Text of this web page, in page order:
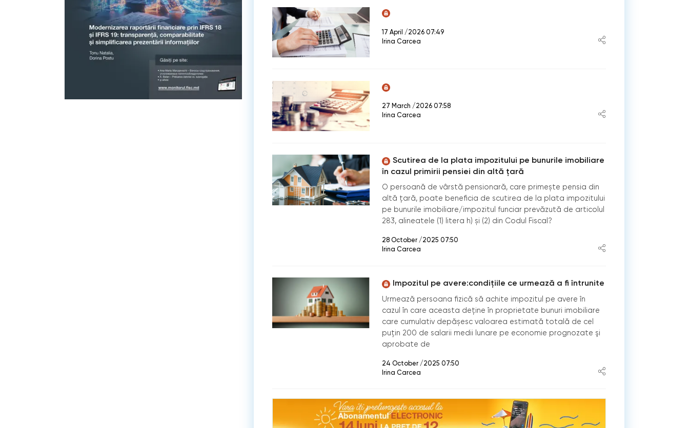
17 April /2026 07:49
Irina Carcea
27 March /2026 07:58
Irina Carcea
Scutirea de la plata impozitului pe bunurile imobiliare
în cazul primirii pensiei din altă țară
O persoană de vârstă pensionară, care primește pensia din
altă țară, poate beneficia de scutirea de la plata impozitului
pe bunurile imobiliare/impozitul funciar prevăzută de articolul
283, alineatele (1) litera h) și (2) din Codul Fiscal?
28 October /2025 07:50
Irina Carcea
Impozitul pe avere:condițiile ce urmează a fi întrunite
Urmează persoana fizică să achite impozitul pe avere în
cazul în care aceasta deține în proprietate bunuri imobiliare
care cumulativ depășesc valoarea estimată totală de cel
puţin 200 de salarii medii lunare pe economie prognozate şi
aprobate de
24 October /2025 07:50
Irina Carcea